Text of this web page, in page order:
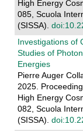
High Energy
085, Scuola
(SISSA).
Investigations of
Studies of
Energies
Pierre Auger
2025.
High Energy
082, Scuola
(SISSA).